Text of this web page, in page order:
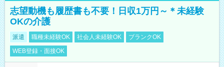
志望動機も履歴書も不要！日収1万円～＊未経験
OKの介護
派遣 職種未経験OK 社会人未経験OK
ブランクOK
WEB登録・面接OK